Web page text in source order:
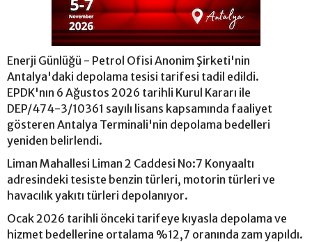
Enerji Günlüğü - Petrol Ofisi Anonim Şirketi'nin
Antalya'daki depolama tesisi tarifesi tadil edildi.
EPDK'nın 6 Ağustos 2026 tarihli Kurul Kararı ile
DEP/474-3/10361 sayılı lisans kapsamında faaliyet
gösteren Antalya Terminali'nin depolama bedelleri
yeniden belirlendi.
Liman Mahallesi Liman 2 Caddesi No:7 Konyaaltı
adresindeki tesiste benzin türleri, motorin türleri ve
havacılık yakıtı türleri depolanıyor.
Ocak 2026 tarihli önceki tarifeye kıyasla depolama ve
hizmet bedellerine ortalama %12,7 oranında zam yapıldı.